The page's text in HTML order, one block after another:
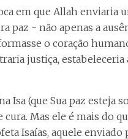
em que Allah
paz - não apenas a
o coração
justiça,
Isa (que Sua paz esteja
cura. Mas ele é mais do
Isaías, aquele enviado